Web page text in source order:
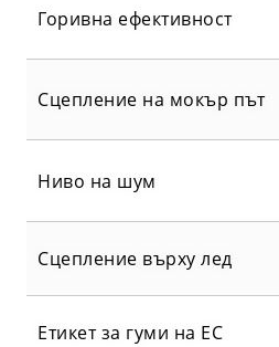
Горивна ефективност
Сцепление на мокър път
Ниво на шум
Сцепление върху лед
Етикет за гуми на ЕС